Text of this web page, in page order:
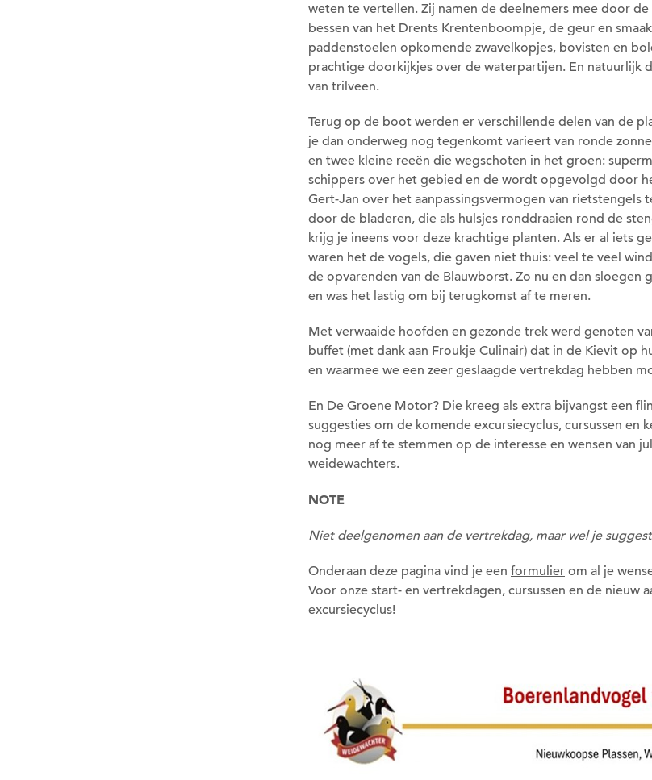
weten te vertellen. Zij namen de deelnemers mee door
bessen van het Drents Krentenboompje, de geur en
paddenstoelen opkomende zwavelkopjes, bovisten en
prachtige doorkijkjes over de waterpartijen. En natuurlijk
van trilveen.
Terug op de boot werden er verschillende delen van de
je dan onderweg nog tegenkomt varieert van ronde
en twee kleine reeën die wegschoten in het groen:
schippers over het gebied en de wordt opgevolgd door
Gert-Jan over het aanpassingsvermogen van rietstengels
door de bladeren, die als hulsjes ronddraaien rond de
krijg je ineens voor deze krachtige planten. Als er al iets
waren het de vogels, die gaven niet thuis: veel te veel
de opvarenden van de Blauwborst. Zo nu en dan sloegen
en was het lastig om bij terugkomst af te meren.
Met verwaaide hoofden en gezonde trek werd genoten
buffet (met dank aan Froukje Culinair) dat in de Kievit op
en waarmee we een zeer geslaagde vertrekdag hebben
En De Groene Motor? Die kreeg als extra bijvangst een
suggesties om de komende excursiecyclus, cursussen en
nog meer af te stemmen op de interesse en wensen van
weidewachters.
NOTE
Niet deelgenomen aan de vertrekdag, maar wel je
Onderaan deze pagina vind je een formulierom al je
Voor onze start- en vertrekdagen, cursussen en de nieuw
excursiecyclus!